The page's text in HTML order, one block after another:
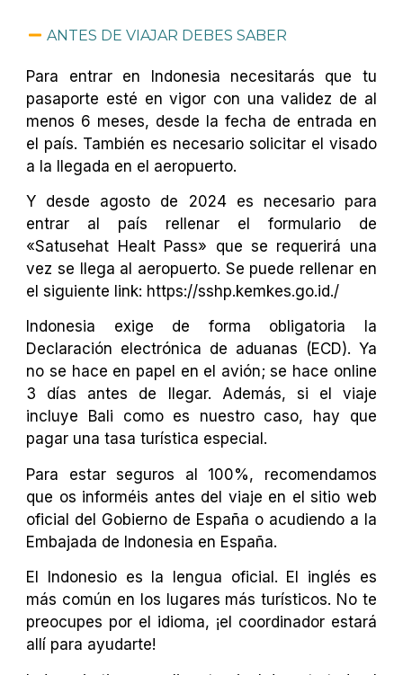
ANTES DE VIAJAR DEBES SABER
Para entrar en Indonesia necesitarás que tu
pasaporte esté en vigor con una validez de al
menos 6 meses, desde la fecha de entrada en
el país. También es necesario solicitar el visado
a la llegada en el aeropuerto.
Y desde agosto de 2024 es necesario para
entrar al país rellenar el formulario de
«Satusehat Healt Pass» que se requerirá una
vez se llega al aeropuerto. Se puede rellenar en
el siguiente link: https://sshp.kemkes.go.id./
Indonesia exige de forma obligatoria la
Declaración electrónica de aduanas (ECD). Ya
no se hace en papel en el avión; se hace online
3 días antes de llegar. Además, si el viaje
incluye Bali como es nuestro caso, hay que
pagar una tasa turística especial.
Para estar seguros al 100%, recomendamos
que os informéis antes del viaje en el sitio web
oficial del Gobierno de España o acudiendo a la
Embajada de Indonesia en España.
El Indonesio es la lengua oficial. El inglés es
más común en los lugares más turísticos. No te
preocupes por el idioma, ¡el coordinador estará
allí para ayudarte!